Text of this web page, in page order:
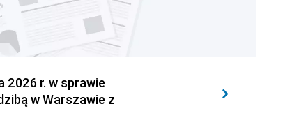
2026 r. w sprawie
w Warszawie z